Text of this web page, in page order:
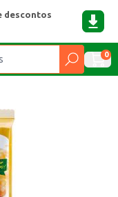
descontos
0